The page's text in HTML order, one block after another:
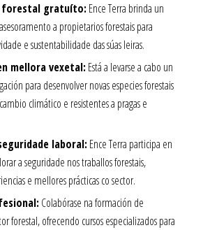
forestal gratuíto:Ence Terra brinda un
a propietarios forestais para
e sustentabilidade das súas leiras.
mellora vexetal:Está a levarse a cabo un
para desenvolver novas especies forestais
climático e resistentes a pragas e
laboral:Ence Terra participa en
a seguridade nos traballos forestais,
e mellores prácticas co sector.
Colabórase na formación de
forestal, ofrecendo cursos especializados para